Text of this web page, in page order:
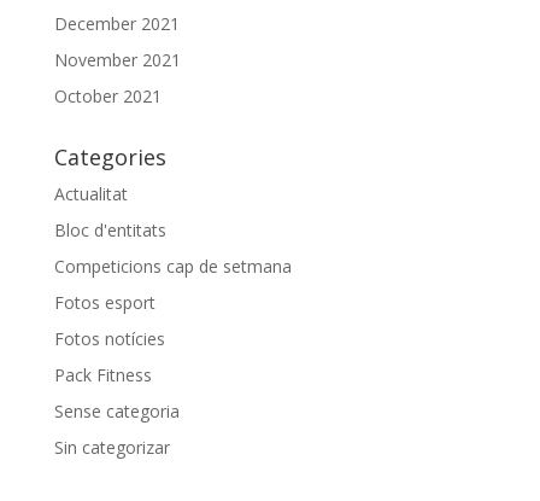
December 2021
November 2021
October 2021
Categories
Actualitat
Bloc d'entitats
Competicions cap de setmana
Fotos esport
Fotos notícies
Pack Fitness
Sense categoria
Sin categorizar